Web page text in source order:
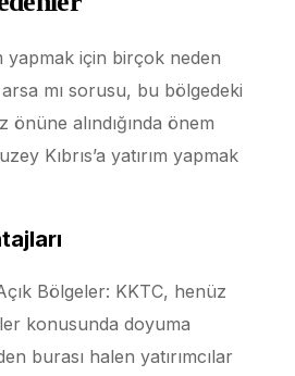
yapmak için birçok neden
mı sorusu, bu bölgedeki
önüne alındığında önem
Kıbrıs’a yatırım yapmak
Bölgeler: KKTC, henüz
konusunda doyuma
burası halen yatırımcılar